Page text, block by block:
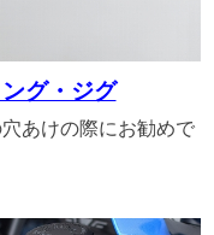
グ・ジグ
あけの際にお勧めで